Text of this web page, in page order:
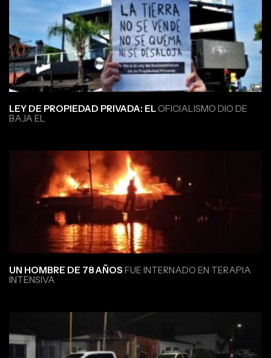
LEY DE PROPIEDAD PRIVADA: ELOFICIALISMO DIO DE
BAJA EL
UN HOMBRE DE 78 AÑOS FUE INTERNADO EN TERAPIA
INTENSIVA